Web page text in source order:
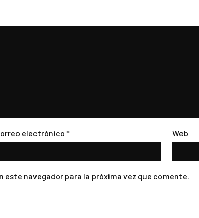
electrónico * Web
navegador para la próxima vez que comente.